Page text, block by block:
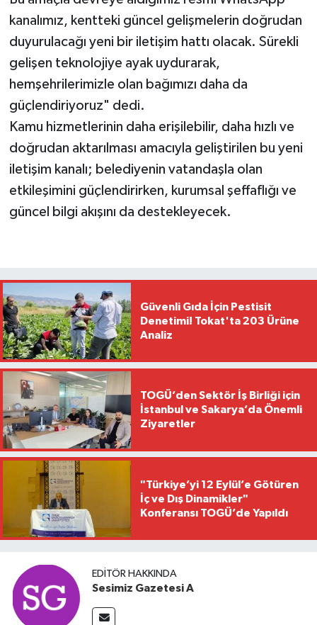
kanalımız, kentteki güncel gelişmelerin doğrudan
duyurulacağı yeni bir iletişim hattı olacak. Sürekli
gelişen teknolojiye ayak uydurarak,
hemşehrilerimizle olan bağımızı daha da
güçlendiriyoruz" dedi.
Kamu hizmetlerinin daha erişilebilir, daha hızlı ve
doğrudan aktarılması amacıyla geliştirilen bu yeni
iletişim kanalı; belediyenin vatandaşla olan
etkileşimini güçlendirirken, kurumsal şeffaflığı ve
güncel bilgi akışını da destekleyecek.
Güvenli Gıda İçin Pestisit
Denetimi! Tokat'ta 203 Ürüne
Analiz
TOGÜ’den Sektör İş Birliği için
İstanbul ve Sakarya’da Önemli
Ziyaretler
"Türkiye’yi 12 Eylül’e Götüren
İç ve Dış Dinamikler"
Konferansı TOGÜ’de Yapıldı
EDITÖR HAKKINDA
Sesimiz Gazetesi A